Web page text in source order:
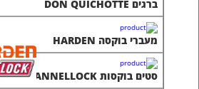
מעדרים MARSHALLTOW
מקושים BELLOTA